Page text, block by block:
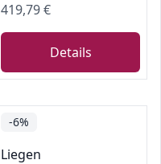
419,79 €
Details
-6%
Liegen